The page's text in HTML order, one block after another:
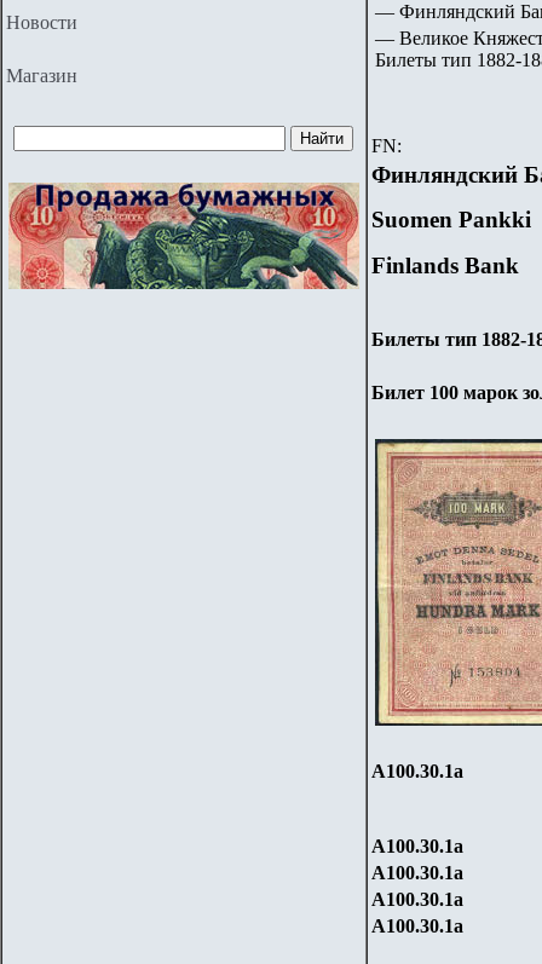
Новости
Магазин
— Финляндский
— Великое
Билеты тип 1882-
FN:
Финляндский
Suomen Pankki
Finlands Bank
Билеты тип 1882-
Билет 100 марок
А100.30.1a
А100.30.1a
А100.30.1a
А100.30.1a
А100.30.1a